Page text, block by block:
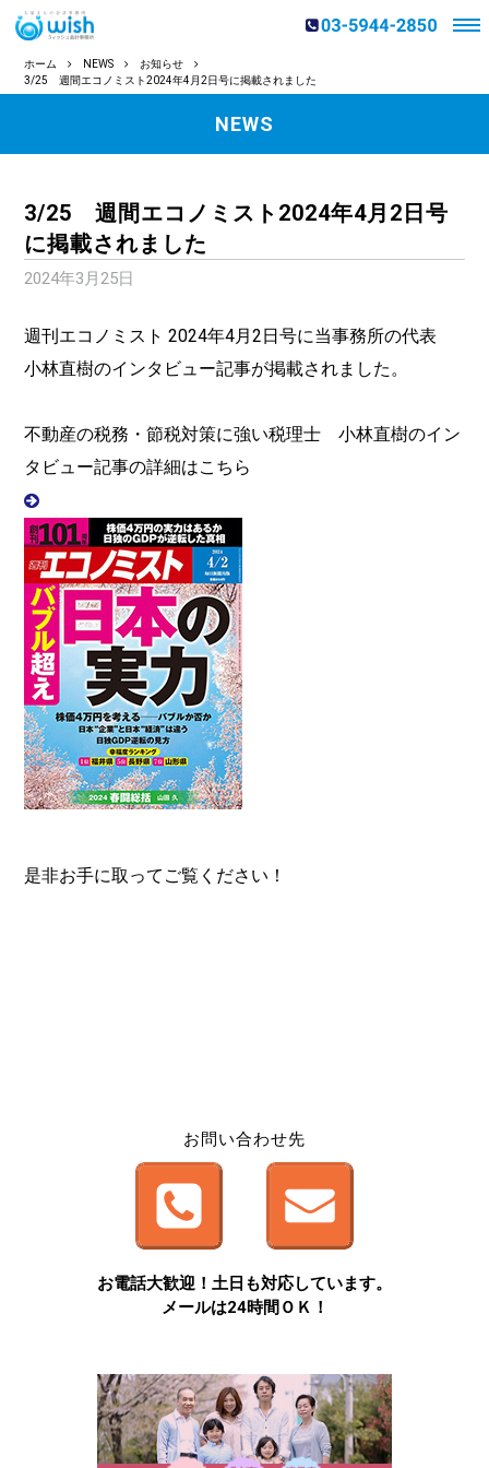
ホーム NEWS
お知らせ
3/25 週間エコノミスト2024年4月2日号に掲載されました
NEWS
3/25 週間エコノミスト2024年4月2日号
に掲載されました
2024年3月25日
週刊エコノミスト 2024年4月2日号に当事務所の代表
小林直樹のインタビュー記事が掲載されました。
不動産の税務・節税対策に強い税理士 小林直樹のイン
タビュー記事の詳細はこちら
是非お手に取ってご覧ください！
お問い合わせ先
お電話大歓迎！土日も対応しています。
メールは24時間ＯＫ！